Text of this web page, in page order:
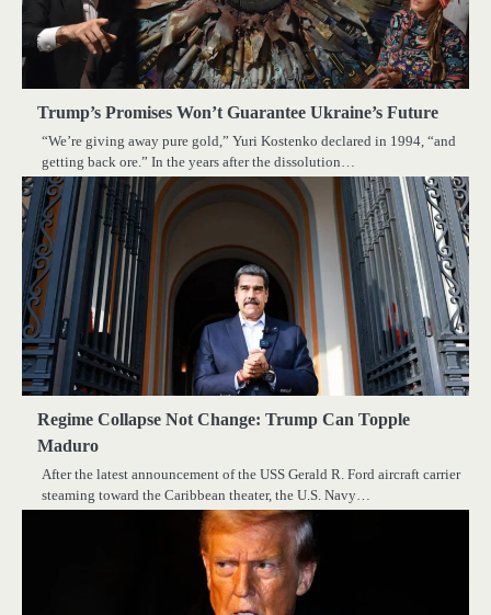
Trump’s Promises Won’t Guarantee Ukraine’s Future
“We’re giving away pure gold,” Yuri Kostenko declared in 1994, “and
getting back ore.” In the years after the dissolution…
Regime Collapse Not Change: Trump Can Topple
Maduro
After the latest announcement of the USS Gerald R. Ford aircraft carrier
steaming toward the Caribbean theater, the U.S. Navy…